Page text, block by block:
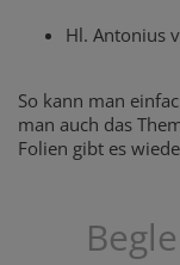
Hl. Antonius
So kann man
man auch das
Folien gibt es